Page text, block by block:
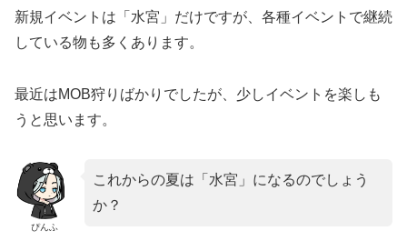
新規イベントは「水宮」だけですが、各種イベントで継続
している物も多くあります。
最近はMOB狩りばかりでしたが、少しイベントを楽しも
うと思います。
ぴんふ
これからの夏は「水宮」になるのでしょう
か？